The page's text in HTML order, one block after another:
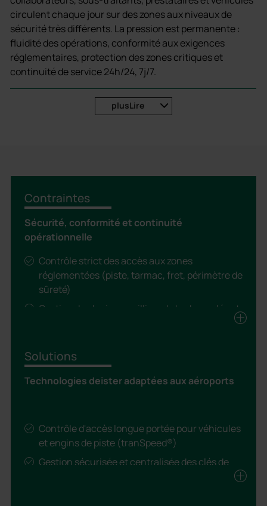
circulent chaque jour sur des zones aux niveaux de
sécurité très différents. La pression est permanente :
fluidité des opérations, conformité aux exigences
réglementaires, protection des zones critiques et
continuité de service 24h/24, 7j/7.
plusLire
Face à ces enjeux, deister electronic propose des
solutions intelligentes, robustes et interconnectées,
complète de toutes les opérations.
Contraintes
Sécurité, conformité et continuité
opérationnelle
Contrôle strict des accès aux zones
réglementées (piste, tarmac, fret, périmètre de
sûreté)
Gestion de plusieurs milliers de badges, clés et
piste et engins logistiques
Conformité permanente aux réglementations
nationales et internationales pour la sûreté
Distribution et traçabilité des uniformes,
équipements de protection et tenues de
sécurité
Solutions
Technologies deister adaptées aux aéroports
Contrôle d'accès longue portée pour véhicules
et engins de piste (tranSpeed®)
Gestion sécurisée et centralisée des clés de